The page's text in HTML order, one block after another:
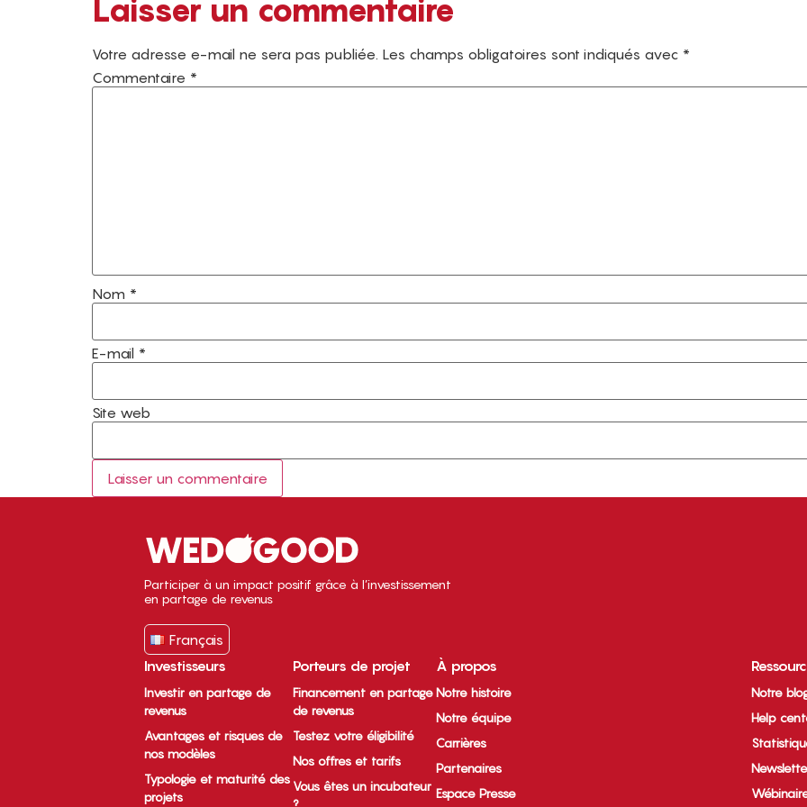
Laisser un commentaire
Votre adresse e-mail ne sera pas publiée. Les champs obligatoires sont indiqués avec *
Commentaire *
Nom *
E-mail *
Site web
Participer à un impact positif grâce à l’investissement
en partage de revenus
Français
Investisseurs
Investir en partage de
revenus
Avantages et risques de
nos modèles
Typologie et maturité des
projets
Porteurs de projet
Financement en partage
de revenus
Testez votre éligibilité
Nos offres et tarifs
Vous êtes un incubateur
À propos
Notre histoire
Notre équipe
Carrières
Partenaires
Espace Presse
Notre
Help